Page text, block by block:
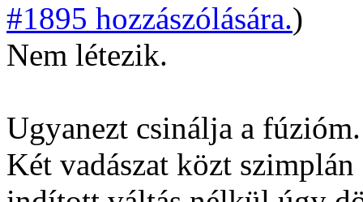
#1895 hozzászólására.)
Nem létezik.
Ugyanezt csinálja a fúzióm.
Két vadászat közt